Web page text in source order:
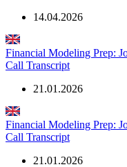
14.04.2026
Financial Modeling Prep:
Call Transcript
21.01.2026
Financial Modeling Prep:
Call Transcript
21.01.2026